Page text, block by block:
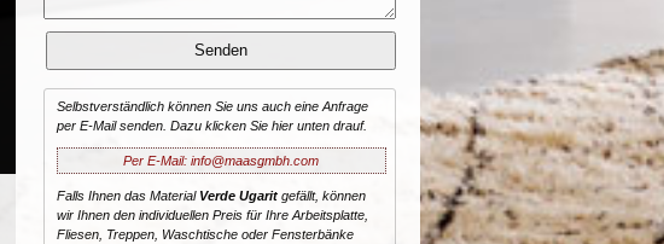
Selbstverständlich können Sie uns auch eine Anfrage
per E-Mail senden. Dazu klicken Sie hier unten drauf.
Per E-Mail: info@maasgmbh.com
Falls Ihnen das Material Verde Ugaritgefällt, können
wir Ihnen den individuellen Preis für Ihre Arbeitsplatte,
Fliesen, Treppen, Waschtische oder Fensterbänke